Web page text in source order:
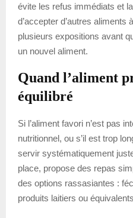
évite les refus immédiats et
d’accepter d’autres aliments
plusieurs expositions avant
un nouvel aliment.
Quand l’aliment
équilibré
Si l’aliment favori n’est pas
nutritionnel, ou s’il est trop
servir systématiquement
place, propose des repas
des options rassasiantes :
produits laitiers ou